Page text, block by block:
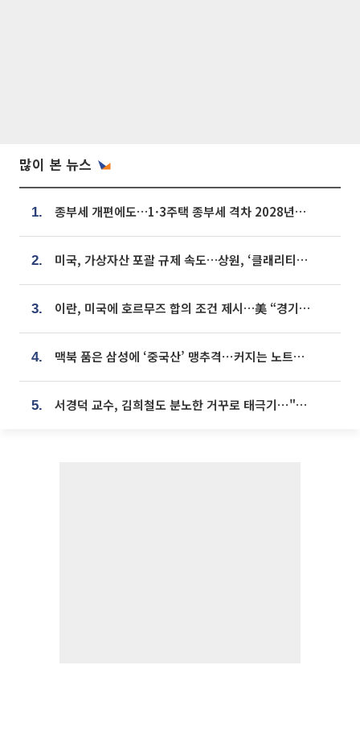
많이 본 뉴스
1. 종부세 개편에도…1·3주택 종부세 격차 2028년부터 확대
2. 미국, 가상자산 포괄 규제 속도…상원, ‘클래리티법’ 9월 절차투표 추진
3. 이란, 미국에 호르무즈 합의 조건 제시…美 “경기 아직 안 끝나” [종합]
4. 맥북 품은 삼성에 ‘중국산’ 맹추격⋯커지는 노트북 OLED 시장
5. 서경덕 교수, 김희철도 분노한 거꾸로 태극기⋯"엉터리는 아냐, 아쉬울 뿐"